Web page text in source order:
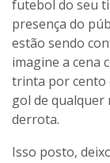
futebol do seu
presença do
estão sendo
imagine a cena
trinta por cento
gol de qualquer
derrota.
Isso posto,